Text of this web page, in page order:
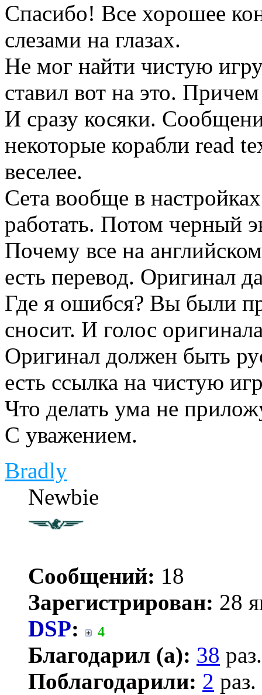
Спасибо! Все хорошее
слезами на глазах.
Не мог найти чистую
ставил вот на это.
И сразу косяки.
некоторые корабли read
веселее.
Сета вообще в
работать. Потом черный
Почему все на
есть перевод. Оригинал
Где я ошибся? Вы были
сносит. И голос
Оригинал должен быть
есть ссылка на чистую
Что делать ума не
С уважением.
Bradly
Newbie
Сообщений: 18
Зарегистрирован: 28
DSP: 4
Благодарил (а): 38 раз.
Поблагодарили: 2 раз.